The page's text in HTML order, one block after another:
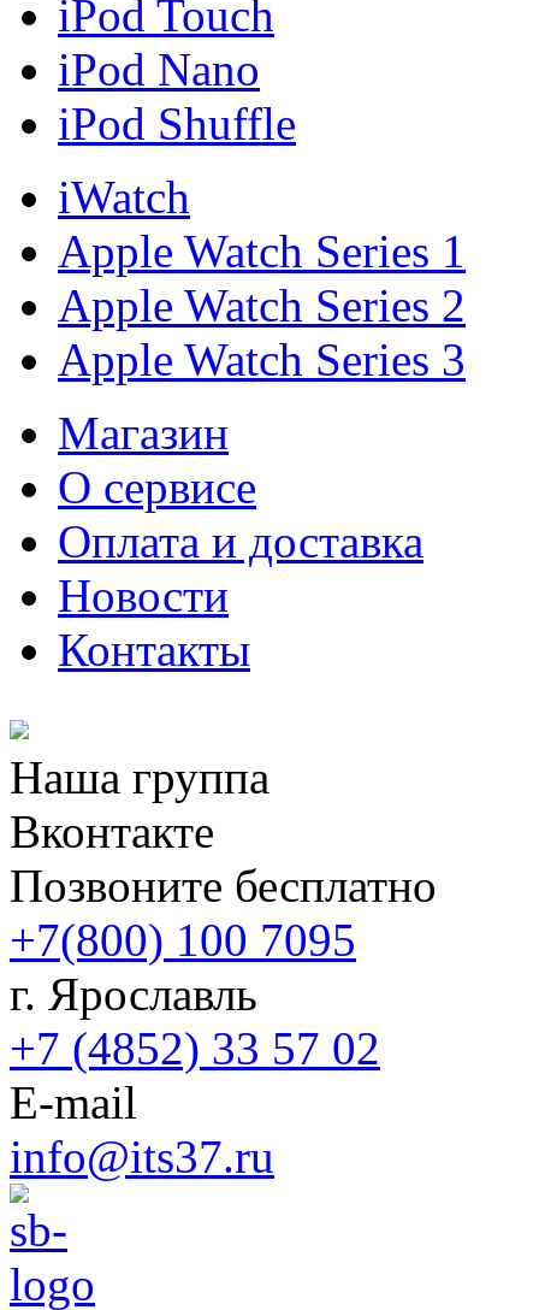
iPod Touch
iPod Nano
iPod Shuffle
iWatch
Apple Watch Series 1
Apple Watch Series 2
Apple Watch Series 3
Магазин
О cервисе
Оплата и доставка
Новости
Контакты
Наша группа
Вконтакте
Позвоните бесплатно
+7(800) 100 7095
г. Ярославль
+7 (4852) 33 57 02
E-mail
info@its37.ru